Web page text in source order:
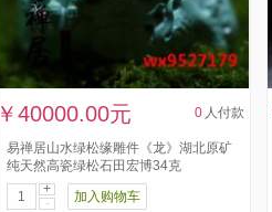
￥40000.00元 0 人付款
易禅居山水绿松缘雕件《龙》湖北原矿
纯天然高瓷绿松石田宏博34克
+
-
加入购物车